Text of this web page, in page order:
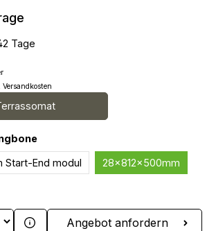
Tage
auswählen
Start-End modul 28x812x500mm
Gib den
Angebot anfordern